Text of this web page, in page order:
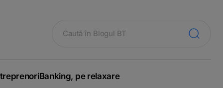
Banking, pe relaxare